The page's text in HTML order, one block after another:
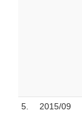
5. 2015/09